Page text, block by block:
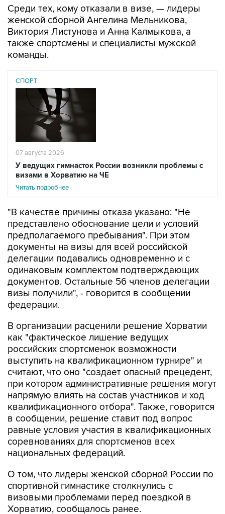
Среди тех, кому отказали в визе, — лидеры
женской сборной Ангелина Мельникова,
Виктория Листунова и Анна Калмыкова, а
также спортсмены и специалисты мужской
команды.
СПОРТ
07 августа 2026
У ведущих гимнасток России возникли проблемы с
визами в Хорватию на ЧЕ
Читать подробнее
"В качестве причины отказа указано: "Не
представлено обоснование цели и условий
предполагаемого пребывания". При этом
документы на визы для всей российской
делегации подавались одновременно и с
одинаковым комплектом подтверждающих
документов. Остальные 56 членов делегации
визы получили", - говорится в сообщении
федерации.
В организации расценили решение Хорватии
как "фактическое лишение ведущих
российских спортсменок возможности
выступить на квалификационном турнире" и
считают, что оно "создает опасный прецедент,
при котором административные решения могут
напрямую влиять на состав участников и ход
квалификационного отбора". Также, говорится
в сообщении, решение ставит под вопрос
равные условия участия в квалификационных
соревнованиях для спортсменов всех
национальных федераций.
О том, что лидеры женской сборной России по
спортивной гимнастике столкнулись с
визовыми проблемами перед поездкой в
Хорватию, сообщалось ранее.